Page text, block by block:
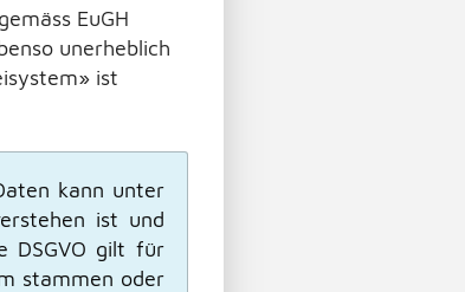
EuGH
unerheblich
ist
kann unter
ist und
DSGVO gilt für
stammen oder